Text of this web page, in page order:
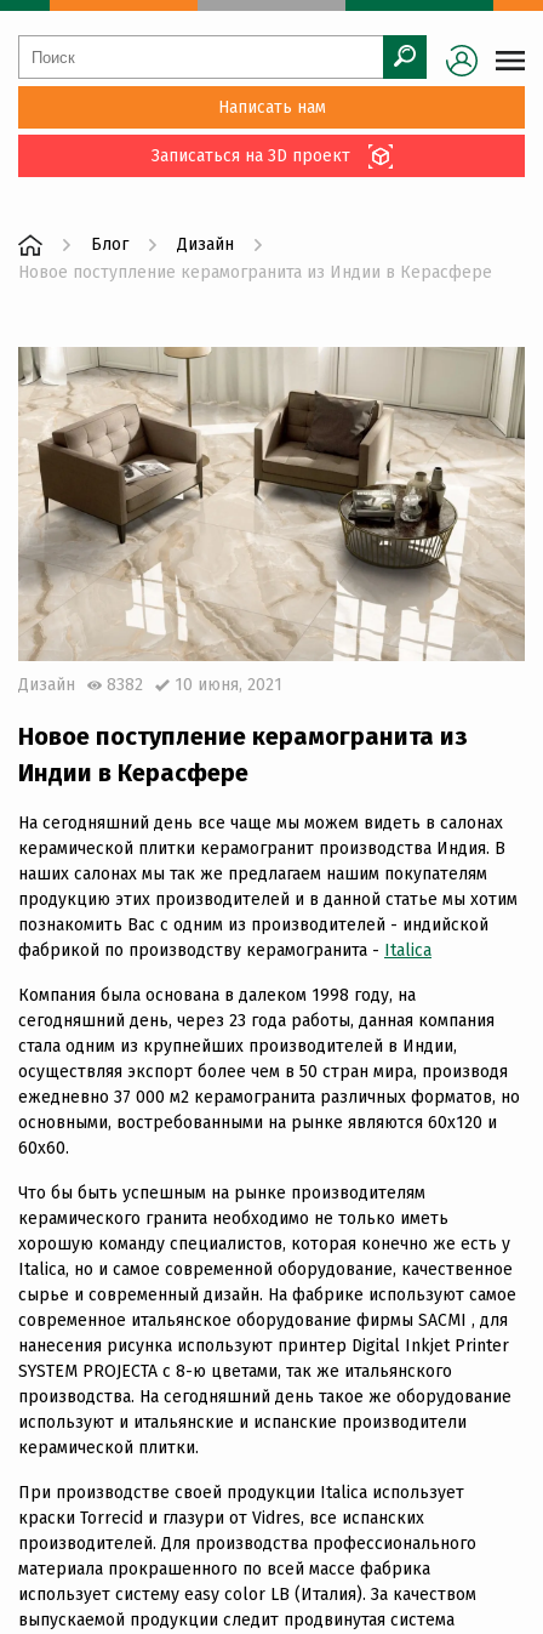
Написать нам
Записаться на 3D проект
Блог
Дизайн
Новое поступление керамогранита из Индии в Керасфере
Дизайн 8382 10 июня, 2021
Новое поступление керамогранита из
Индии в Керасфере
На сегодняшний день все чаще мы можем видеть в салонах
керамической плитки керамогранит производства Индия. В
наших салонах мы так же предлагаем нашим покупателям
продукцию этих производителей и в данной статье мы хотим
познакомить Вас с одним из производителей - индийской
фабрикой по производству керамогранита - Italica
Компания была основана в далеком 1998 году, на
сегодняшний день, через 23 года работы, данная компания
стала одним из крупнейших производителей в Индии,
осуществляя экспорт более чем в 50 стран мира, производя
ежедневно 37 000 м2 керамогранита различных форматов, но
основными, востребованными на рынке являются 60х120 и
60х60.
Что бы быть успешным на рынке производителям
керамического гранита необходимо не только иметь
хорошую команду специалистов, которая конечно же есть у
Italica, но и самое современной оборудование, качественное
сырье и современный дизайн. На фабрике используют самое
современное итальянское оборудование фирмы SACMI , для
нанесения рисунка используют принтер Digital Inkjet Printer
SYSTEM PROJECTA с 8-ю цветами, так же итальянского
производства. На сегодняшний день такое же оборудование
используют и итальянские и испанские производители
керамической плитки.
При производстве своей продукции Italica использует
краски Torrecid и глазури от Vidres, все испанских
производителей. Для производства профессионального
материала прокрашенного по всей массе фабрика
использует систему easy color LB (Италия). За качеством
выпускаемой продукции следит продвинутая система